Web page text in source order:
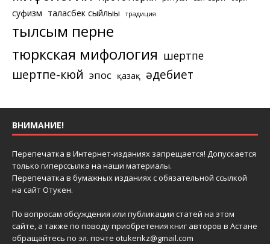
суфизм таласбек сыйлығы традиция.
тылсым перне
тюркская мифология шертпе
шертпе-кюй эпос қазақ әдебиет
ВНИМАНИЕ!
Перепечатка в Интернет-изданиях запрещается! Допускается
только гиперссылка на наши материалы.
Перепечатка в бумажных изданиях с обязательной ссылкой
на сайт Отукен.
По вопросам обсуждения или публикации статей на этом
сайте, а также по поводу приобретения книг авторов в Астане
обращайтесь по эл. почте otukenkz@gmail.com